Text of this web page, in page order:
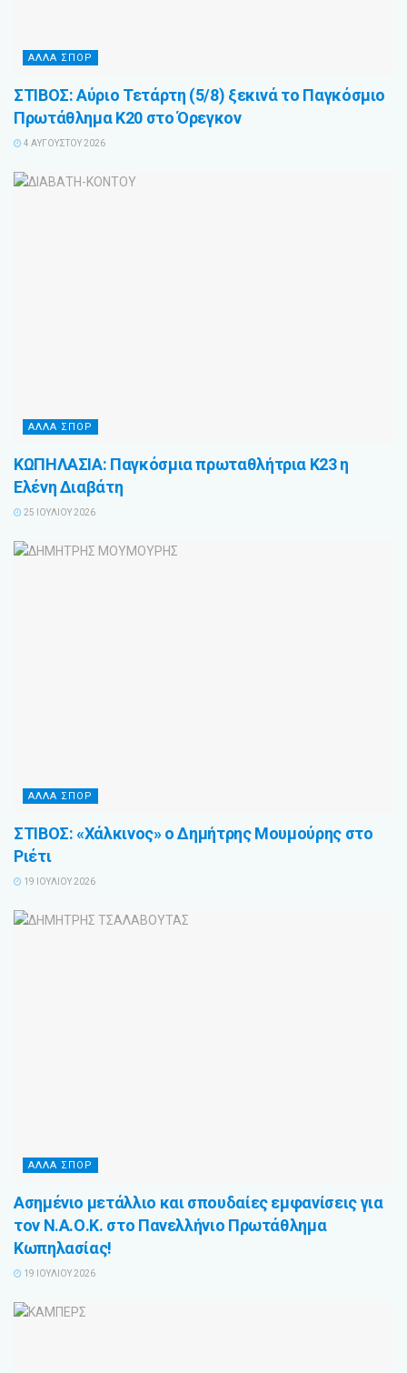
ΑΛΛΑ ΣΠΟΡ
ΣΤΙΒΟΣ: Αύριο Τετάρτη (5/8) ξεκινά το Παγκόσμιο
Πρωτάθλημα Κ20 στο Όρεγκον
4 ΑΥΓΟΎΣΤΟΥ 2026
ΑΛΛΑ ΣΠΟΡ
ΚΩΠΗΛΑΣΙΑ: Παγκόσμια πρωταθλήτρια Κ23 η
Ελένη Διαβάτη
25 ΙΟΥΛΊΟΥ 2026
ΑΛΛΑ ΣΠΟΡ
ΣΤΙΒΟΣ: «Χάλκινος» ο Δημήτρης Μουμούρης στο
Ριέτι
19 ΙΟΥΛΊΟΥ 2026
ΑΛΛΑ ΣΠΟΡ
Ασημένιο μετάλλιο και σπουδαίες εμφανίσεις για
τον Ν.Α.Ο.Κ. στο Πανελλήνιο Πρωτάθλημα
Κωπηλασίας!
19 ΙΟΥΛΊΟΥ 2026